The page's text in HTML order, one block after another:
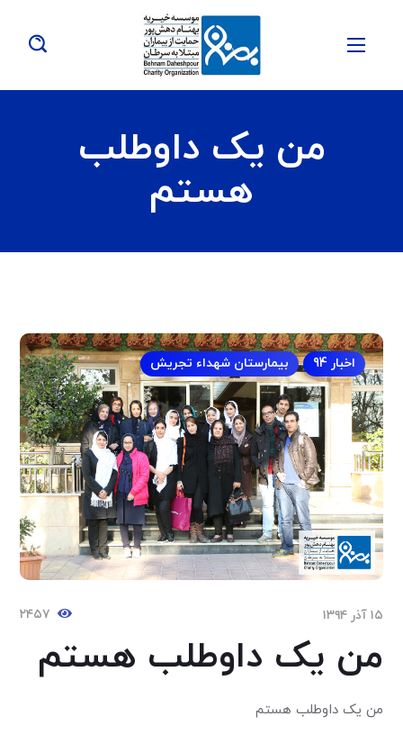
من یک داوطلب
هستم
اخبار 94 بیمارستان شهداء تجریش
۱۵ آذر ۱۳۹۴ ۲۴۵۷
من یک داوطلب هستم
من یک داوطلب هستم